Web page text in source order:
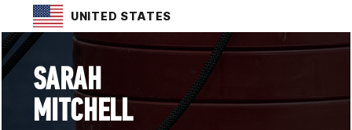
UNITED STATES
SARAH
MITCHELL